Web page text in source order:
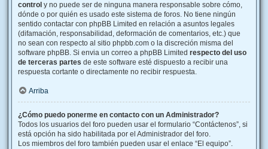
control y no puede ser de ninguna manera responsable sobre cómo,
dónde o por quién es usado este sistema de foros. No tiene ningún
sentido contactar con phpBB Limited en relación a asuntos legales
(difamación, responsabilidad, deformación de comentarios, etc.) que
no sean con respecto al sitio phpbb.com o la discreción misma del
software phpBB. Si envia un correo a phpBB Limited respecto del uso
de terceras partes de este software esté dispuesto a recibir una
respuesta cortante o directamente no recibir respuesta.
Arriba
¿Cómo puedo ponerme en contacto con un Administrador?
Todos los usuarios del foro pueden usar el formulario “Contáctenos”, si
está opción ha sido habilitada por el Administrador del foro.
Los miembros del foro también pueden usar el enlace “El equipo”.